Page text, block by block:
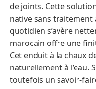
de joints. Cette
native sans
quotidien s’avère
marocain offre une
Cet enduit à la chaux
naturellement à l’eau.
toutefois un savoir-